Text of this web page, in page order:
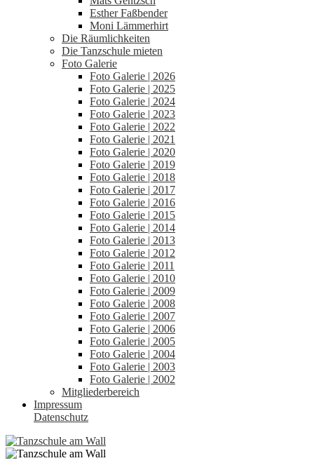
Esther Faßbender
Moni Lämmerhirt
Die Räumlichkeiten
Die Tanzschule mieten
Foto Galerie
Foto Galerie | 2026
Foto Galerie | 2025
Foto Galerie | 2024
Foto Galerie | 2023
Foto Galerie | 2022
Foto Galerie | 2021
Foto Galerie | 2020
Foto Galerie | 2019
Foto Galerie | 2018
Foto Galerie | 2017
Foto Galerie | 2016
Foto Galerie | 2015
Foto Galerie | 2014
Foto Galerie | 2013
Foto Galerie | 2012
Foto Galerie | 2011
Foto Galerie | 2010
Foto Galerie | 2009
Foto Galerie | 2008
Foto Galerie | 2007
Foto Galerie | 2006
Foto Galerie | 2005
Foto Galerie | 2004
Foto Galerie | 2003
Foto Galerie | 2002
Mitgliederbereich
Impressum
Datenschutz